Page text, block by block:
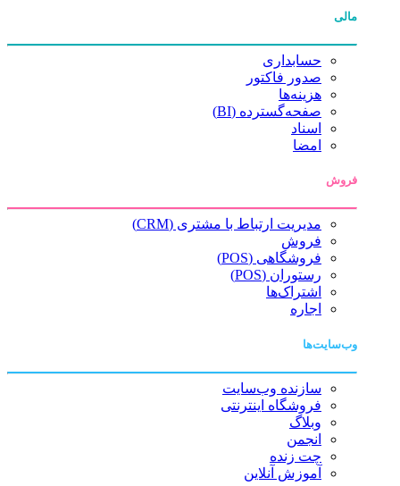
مالی
حسابداری
صدور فاکتور
هزینه‌ها
صفحه‌گسترده (BI)
اسناد
امضا
فروش
مدیریت ارتباط با مشتری (CRM)
فروش
فروشگاهی (POS)
رستوران (POS)
اشتراک‌ها
اجاره
وب‌سایت‌ها
سازنده وب‌سایت
فروشگاه اینترنتی
وبلاگ
انجمن
چت زنده
آموزش آنلاین